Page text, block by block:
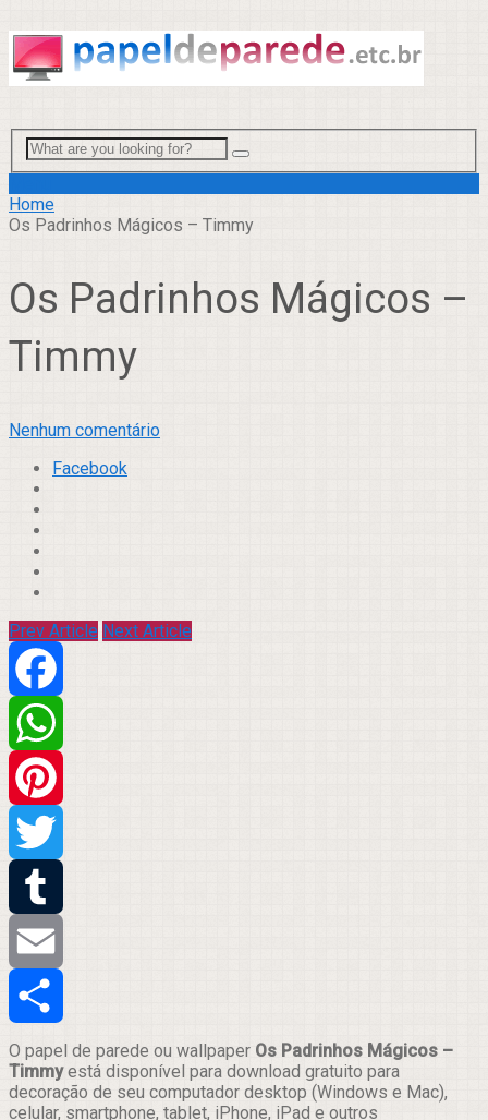
Home
Os Padrinhos Mágicos – Timmy
Os Padrinhos Mágicos –
Timmy
Nenhum comentário
Facebook
Prev Article Next Article
Facebook
WhatsApp
Pinterest
Twitter
Tumblr
Email
Compartilhar
O papel de parede ou wallpaper Os Padrinhos Mágicos –
Timmyestá disponível para download gratuito para
decoração de seu computador desktop (Windows e Mac),
celular, smartphone, tablet, iPhone, iPad e outros